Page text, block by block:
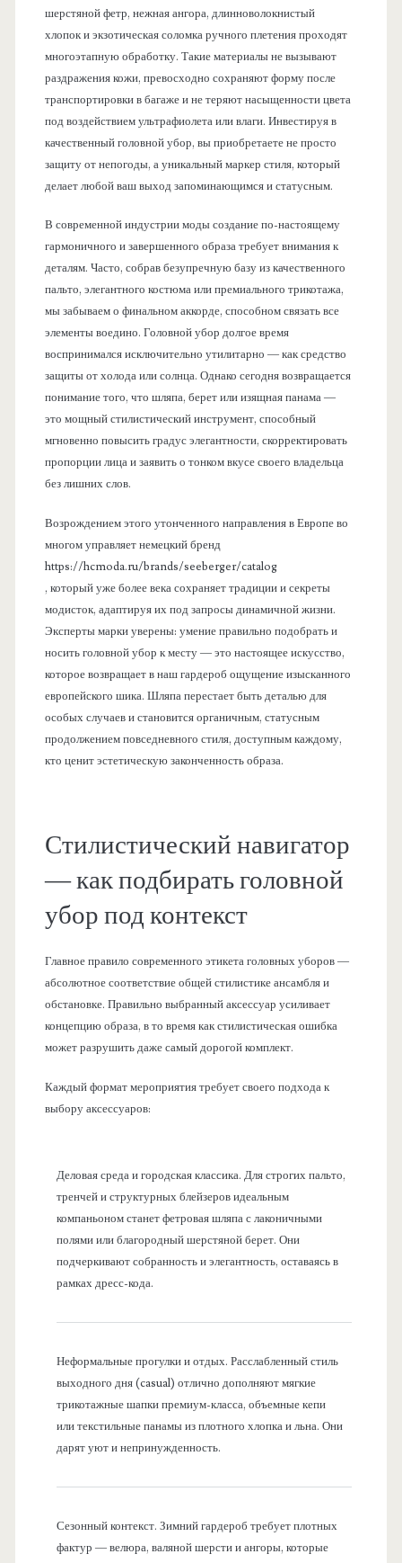
шерстяной фетр, нежная ангора, длинноволокнистый
хлопок и экзотическая соломка ручного плетения проходят
многоэтапную обработку. Такие материалы не вызывают
раздражения кожи, превосходно сохраняют форму после
транспортировки в багаже и не теряют насыщенности цвета
под воздействием ультрафиолета или влаги. Инвестируя в
качественный головной убор, вы приобретаете не просто
защиту от непогоды, а уникальный маркер стиля, который
делает любой ваш выход запоминающимся и статусным.
В современной индустрии моды создание по-настоящему
гармоничного и завершенного образа требует внимания к
деталям. Часто, собрав безупречную базу из качественного
пальто, элегантного костюма или премиального трикотажа,
мы забываем о финальном аккорде, способном связать все
элементы воедино. Головной убор долгое время
воспринимался исключительно утилитарно — как средство
защиты от холода или солнца. Однако сегодня возвращается
понимание того, что шляпа, берет или изящная панама —
это мощный стилистический инструмент, способный
мгновенно повысить градус элегантности, скорректировать
пропорции лица и заявить о тонком вкусе своего владельца
без лишних слов.
Возрождением этого утонченного направления в Европе во
многом управляет немецкий бренд
https://hcmoda.ru/brands/seeberger/catalog
, который уже более века сохраняет традиции и секреты
модисток, адаптируя их под запросы динамичной жизни.
Эксперты марки уверены: умение правильно подобрать и
носить головной убор к месту — это настоящее искусство,
которое возвращает в наш гардероб ощущение изысканного
европейского шика. Шляпа перестает быть деталью для
особых случаев и становится органичным, статусным
продолжением повседневного стиля, доступным каждому,
кто ценит эстетическую законченность образа.
Стилистический навигатор
— как подбирать головной
убор под контекст
Главное правило современного этикета головных уборов —
абсолютное соответствие общей стилистике ансамбля и
обстановке. Правильно выбранный аксессуар усиливает
концепцию образа, в то время как стилистическая ошибка
может разрушить даже самый дорогой комплект.
Каждый формат мероприятия требует своего подхода к
выбору аксессуаров:
Деловая среда и городская классика. Для строгих пальто,
тренчей и структурных блейзеров идеальным
компаньоном станет фетровая шляпа с лаконичными
полями или благородный шерстяной берет. Они
подчеркивают собранность и элегантность, оставаясь в
рамках дресс-кода.
Неформальные прогулки и отдых. Расслабленный стиль
выходного дня (casual) отлично дополняют мягкие
трикотажные шапки премиум-класса, объемные кепи
или текстильные панамы из плотного хлопка и льна. Они
дарят уют и непринужденность.
Сезонный контекст. Зимний гардероб требует плотных
фактур — велюра, валяной шерсти и ангоры, которые